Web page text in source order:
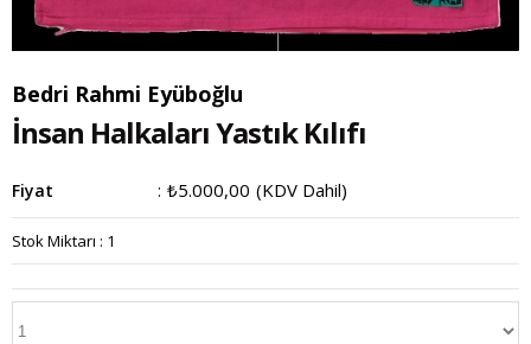
Bedri Rahmi Eyüboğlu
İnsan Halkaları Yastık Kılıfı
Fiyat : ₺5.000,00 (KDV Dahil)
Stok Miktarı : 1